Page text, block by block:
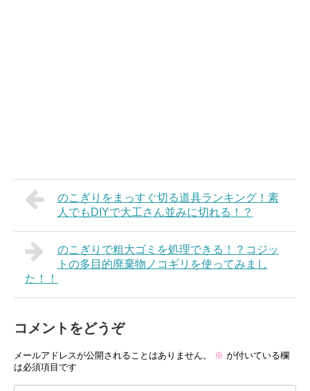
のこぎりをまっすぐ切る道具ランキング！素
人でもDIYで大工さん並みに切れる！？
のこぎりで粗大ゴミを処理できる！？コジッ
トの多目的廃棄物ノコギリを使ってみまし
た！！
コメントをどうぞ
メールアドレスが公開されることはありません。 ※ が付いている欄
は必須項目です